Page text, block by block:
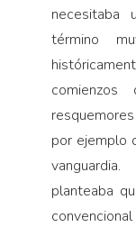
necesitaba
término
por ejemplo
planteaba